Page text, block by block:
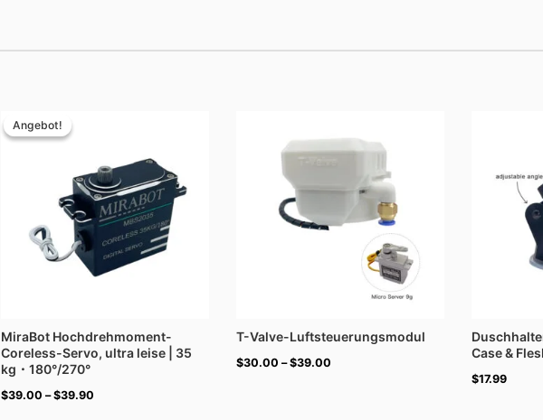
Angebot!
Angebot!
MiraBot Hochdrehmoment-
Coreless-Servo, ultra leise | 35
kg・180°/270°
$39.00 –$39.90
T-Valve-Luftsteuerungsmodul
$30.00 –$39.00
$39.00
Case &
$17.99